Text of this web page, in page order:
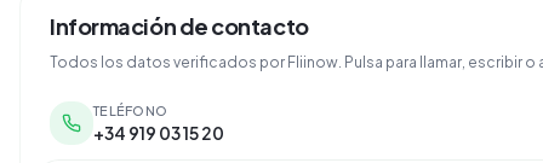
Información de contacto
Todos los datos verificados por Fliinow. Pulsa para llamar, escribir o
TELÉFONO
+34 919 03 15 20